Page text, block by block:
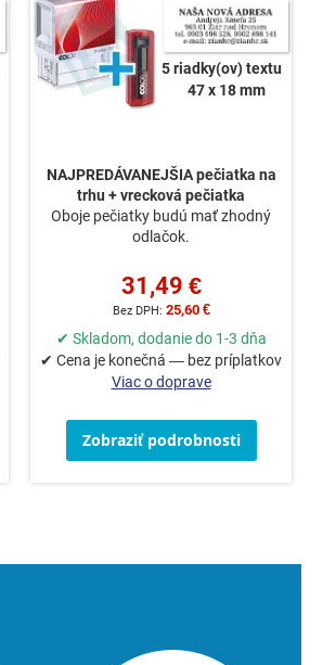
5 riadky(ov) textu
47 x 18 mm
NAJPREDÁVANEJŠIA pečiatka na
trhu +vrecková pečiatka
Oboje pečiatky budú mať zhodný
odlačok.
31,49 €
25,60 €
✔ Skladom, dodanie do 1-3 dňa
✔ Cena je konečná — bez príplatkov
Viac o doprave
Zobraziť podrobnosti